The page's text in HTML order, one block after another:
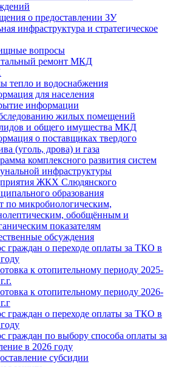
о предоставлении ЗУ
инфраструктура и стратегическое
вопросы
ремонт МКД
тепло и водоснабжения
для населения
информации
жилых помещений
и общего имущества МКД
о поставщиках твердого
(уголь, дрова) и газа
комплексного развития систем
инфраструктуры
ЖКХ Слюдянского
образования
по микробиологическим,
обобщённым и
показателям
обсуждения
граждан о переходе оплаты за ТКО в
к отопительному периоду 2025-
к отопительному периоду 2026-
граждан о переходе оплаты за ТКО в
граждан по выбору способа оплаты за
в 2026 году
субсидии